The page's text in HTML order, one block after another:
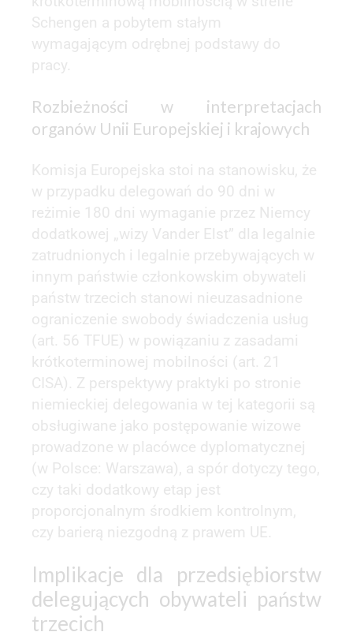
Schengen a pobytem stałym
wymagającym odrębnej podstawy do
pracy.
Rozbieżności w interpretacjach
organów Unii Europejskiej i krajowych
Komisja Europejska stoi na stanowisku, że
w przypadku delegowań do 90 dni w
reżimie 180 dni wymaganie przez Niemcy
dodatkowej „wizy Vander Elst” dla legalnie
zatrudnionych i legalnie przebywających w
innym państwie członkowskim obywateli
państw trzecich stanowi nieuzasadnione
ograniczenie swobody świadczenia usług
(art. 56 TFUE) w powiązaniu z zasadami
krótkoterminowej mobilności (art. 21
CISA). Z perspektywy praktyki po stronie
niemieckiej delegowania w tej kategorii są
obsługiwane jako postępowanie wizowe
prowadzone w placówce dyplomatycznej
(w Polsce: Warszawa), a spór dotyczy tego,
czy taki dodatkowy etap jest
proporcjonalnym środkiem kontrolnym,
czy barierą niezgodną z prawem UE.
Implikacje dla przedsiębiorstw
delegujących obywateli państw
trzecich